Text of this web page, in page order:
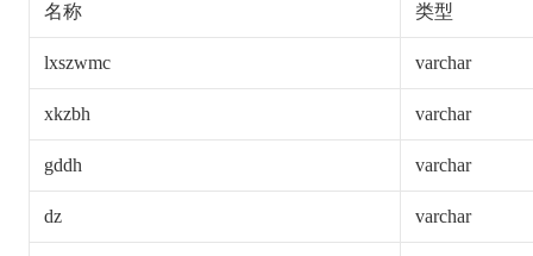
名称 类型
lxszwmc varchar
xkzbh varchar
gddh varchar
dz varchar